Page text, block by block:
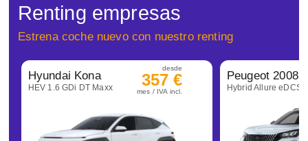
Renting empresas
Estrena coche nuevo con nuestro renting
Hyundai Kona
HEV 1.6 GDi DT Maxx
desde
357 €
mes / IVA incl.
Peugeot 2008
Hybrid Allure eDCS6